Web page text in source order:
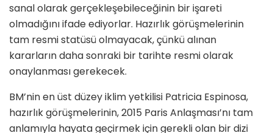
sanal olarak gerçekleşebileceğinin bir işareti
olmadığını ifade ediyorlar. Hazırlık görüşmelerinin
tam resmi statüsü olmayacak, çünkü alınan
kararların daha sonraki bir tarihte resmi olarak
onaylanması gerekecek.
BM’nin en üst düzey iklim yetkilisi Patricia Espinosa,
hazırlık görüşmelerinin, 2015 Paris Anlaşması’nı tam
anlamıyla hayata geçirmek için gerekli olan bir dizi